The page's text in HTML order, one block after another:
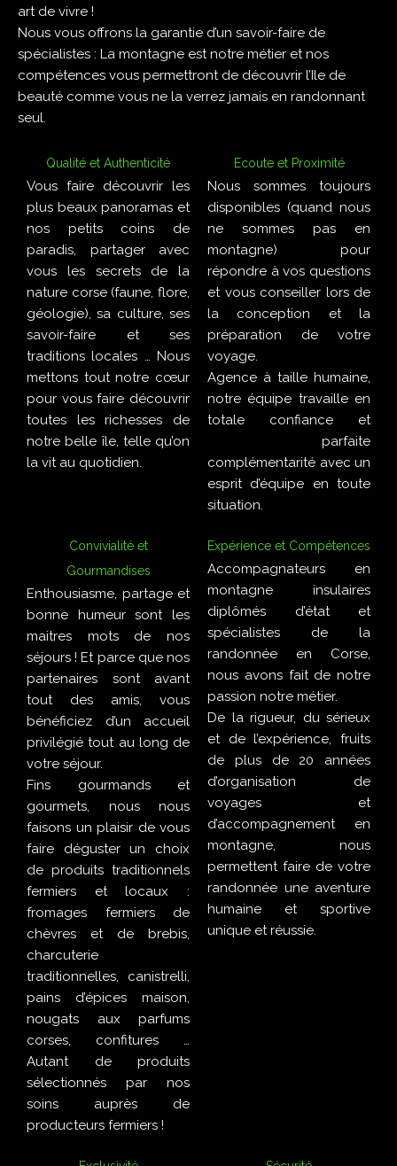
art de vivre !
Nous vous offrons la garantie d’un savoir-faire de
spécialistes : La montagne est notre métier et nos
compétences vous permettront de découvrir l’Ile de
beauté comme vous ne la verrez jamais en randonnant
seul.
Qualité et Authenticité
Vous faire découvrir les
plus beaux panoramas et
nos petits coins de
paradis, partager avec
vous les secrets de la
nature corse (faune, flore,
géologie), sa culture, ses
savoir-faire et ses
traditions locales … Nous
mettons tout notre cœur
pour vous faire découvrir
toutes les richesses de
notre belle île, telle qu’on
la vit au quotidien.
Ecoute et Proximité
Nous sommes toujours
disponibles (quand nous
ne sommes pas en
montagne) pour
répondre à vos questions
et vous conseiller lors de
la conception et la
préparation de votre
voyage.
Agence à taille humaine,
notre équipe travaille en
totale confiance et
parfaite
complémentarité avec un
esprit d’équipe en toute
situation.
Convivialité et
Gourmandises
Enthousiasme, partage et
bonne humeur sont les
maitres mots de nos
séjours ! Et parce que nos
partenaires sont avant
tout des amis, vous
bénéficiez d’un accueil
privilégié tout au long de
votre séjour.
Fins gourmands et
gourmets, nous nous
faisons un plaisir de vous
faire déguster un choix
de produits traditionnels
fermiers et locaux :
fromages fermiers de
chèvres et de brebis,
charcuterie
traditionnelles, canistrelli,
pains d’épices maison,
nougats aux parfums
corses, confitures …
Autant de produits
sélectionnés par nos
soins auprès de
producteurs fermiers !
Expérience et Compétences
Accompagnateurs en
montagne insulaires
diplômés d’état et
spécialistes de la
randonnée en Corse,
nous avons fait de notre
passion notre métier.
De la rigueur, du sérieux
et de l’expérience, fruits
de plus de 20 années
d’organisation de
voyages et
d’accompagnement en
montagne, nous
permettent faire de votre
randonnée une aventure
humaine et sportive
unique et réussie.